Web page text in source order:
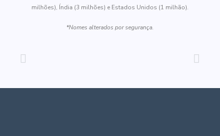
milhões), Índia (3 milhões) e Estados Unidos (1 milhão).
*Nomes alterados por segurança.